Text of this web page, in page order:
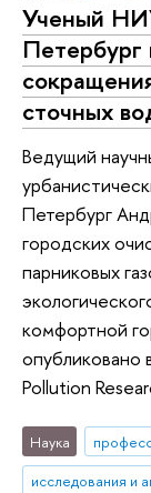
Ученый
сточных
Ведущий
Петербург
городских
парниковых
комфортной
опубликовано
Pollution
Наука
исследования и